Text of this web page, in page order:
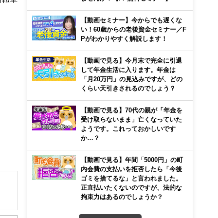
き
【動画セミナー】今からでも遅くな
い！60歳からの老後資金セミナー／F
Pがわかりやすく解説します！
【動画で見る】今月末で完全に引退
して年金生活に入ります。年金は
「月20万円」の見込みですが、どの
くらい天引きされるのでしょう？
【動画で見る】70代の親が「年金を
受け取らないまま」亡くなっていた
ようです。これっておかしいです
か…？
【動画で見る】年間「5000円」の町
内会費の支払いを拒否したら「今後
ゴミを捨てるな」と言われました。
正直払いたくないのですが、法的な
拘束力はあるのでしょうか？